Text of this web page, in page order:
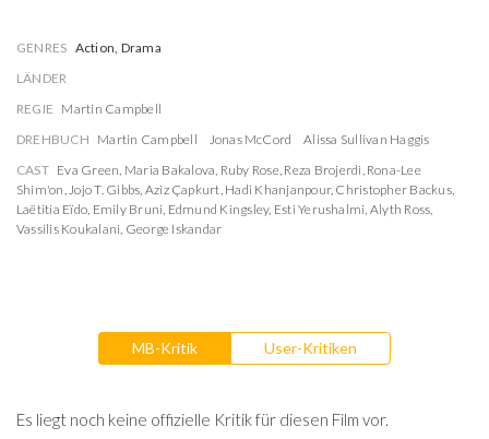
GENRES Action, Drama
LÄNDER
REGIE Martin Campbell
DREHBUCH Martin Campbell Jonas McCord
Alissa Sullivan Haggis
CAST Eva Green, Maria Bakalova, Ruby Rose, Reza Brojerdi, Rona-Lee
Shim'on,Jojo T. Gibbs, Aziz Çapkurt, Hadi Khanjanpour, Christopher Backus,
Laëtitia Eïdo, Emily Bruni, Edmund Kingsley, Esti Yerushalmi, Alyth Ross,
Vassilis Koukalani, George Iskandar
MB-Kritik User-Kritiken
Es liegt noch keine offizielle Kritik für diesen Film vor.